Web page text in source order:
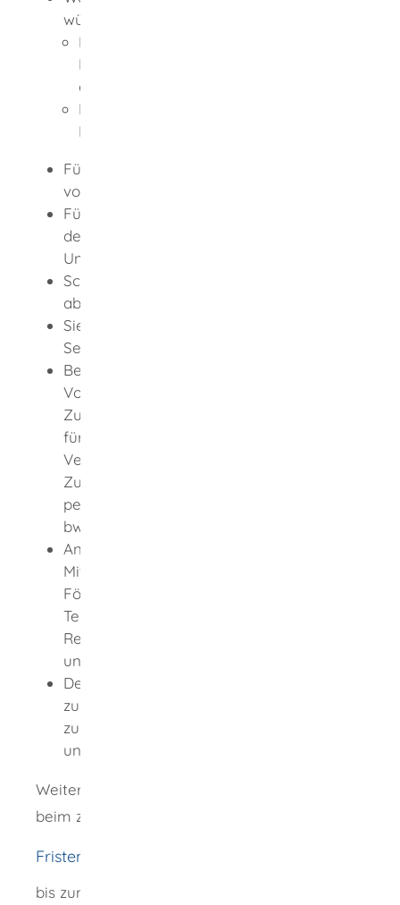
wünschen:
Maßnahmen der Prävention,
Krisenintervention und Nachsorge
oder/und
Investitionen am/im Frauen- und
Kinderschutzhaus
Füllen Sie das Online-Antragsformular
vollständig aus.
Für Investitionen: Laden Sie in Schritt 4
der Antragstellung die erforderliche
Unterlage (siehe unten) hoch.
Schicken Sie den Antrag online bis 31.03.
ab.
Sie erhalten eine automatisch generierte
Sendebestätigung.
Beim Vorliegen aller förderrechtlichen
Voraussetzungen erhalten Sie den
Zuwendungsbescheid sowie Formulare
für die Auszahlung und für den
Verwendungsnachweis. Der
Zuwendungsbescheid wird elektronisch
per E-Mail versendet oder an Ihr service-
bw-Postfach zugestellt.
Anschließend können Sie die
Mittelanforderung (Auszahlung des
Förderbetrages) ganz oder in
Teilbeträgen per E-Mail beim zuständigen
Regierungspräsidium direkt beantragen
und erhalten die Überweisung.
Der Verwendungsnachweis ist dem
zuständigen Regierungspräsidium bis
zum 31.03. des Folgejahres
unterschrieben per E-Mail vorzulegen.
Weitere Auskünfte und Beratung erhalten Sie
beim zuständigen Regierungspräsidium.
Fristen
bis zum 31.03. jedes Jahres (Förderanträge: